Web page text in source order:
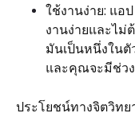
ใช้งานง่าย: แอ
งานง่ายและไม่
มันเป็นหนึ่งใน
และคุณจะมีช่ว
ประโยชน์ทางจิตวิท